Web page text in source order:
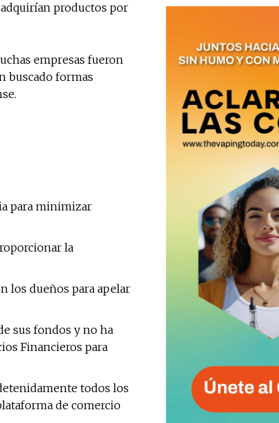
a nuestro boletín diario y recibe todas las
del vapeo y la reducción de daños en tu correo
to our daily clipping and receive all the news
SUBSCRIBIRSE
productos por
empresas fueron
buscado formas
para minimizar
la
los dueños para apelar
sus fondos y no ha
Financieros para
todos los
de comercio